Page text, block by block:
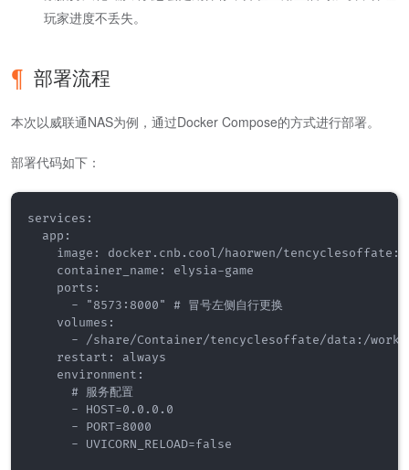
玩家进度不丢失。
部署流程
本次以威联通NAS为例，通过Docker Compose的方式进行部署。
部署代码如下：
services:
  app:
image: docker.cnb.cool/haorwen/
    container_name: elysia-game
    ports:
      - "8573:8000" # 冒号左侧自行更换
    volumes:
- /share/Container/tencyclesoffate/data:/
    restart: always
    environment:
      # 服务配置
      - HOST=0.0.0.0
      - PORT=8000
      - UVICORN_RELOAD=false